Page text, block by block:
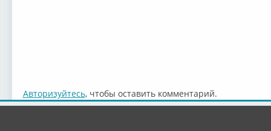
Авторизуйтесь, чтобы оставить комментарий.